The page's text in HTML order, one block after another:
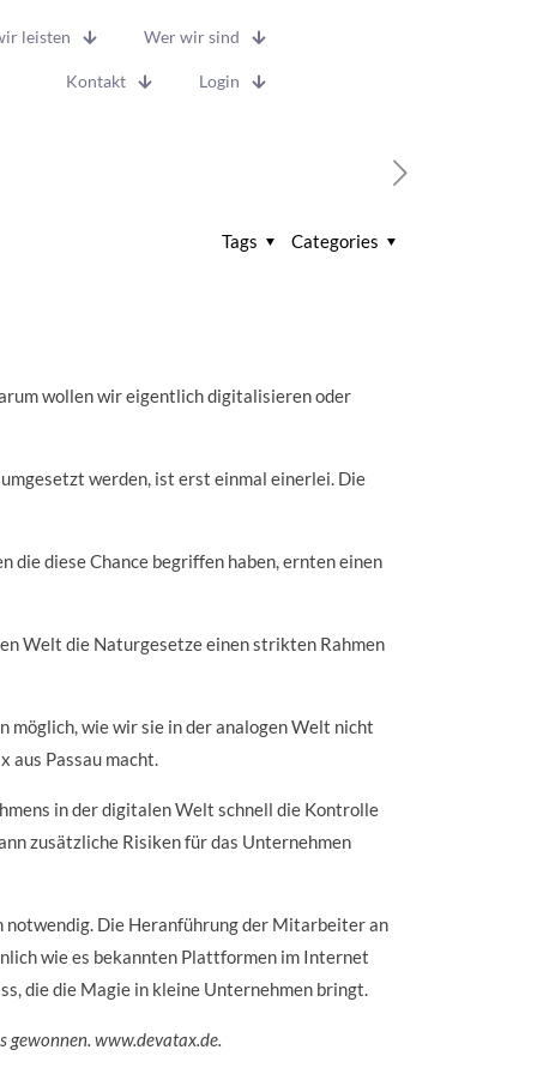
leisten Wer wir sind
Kontakt Login
Categories
Tags
wollen wir eigentlich digitalisieren oder
werden, ist erst einmal einerlei. Die
die diese Chance begriffen haben, ernten einen
Welt die Naturgesetze einen strikten Rahmen
möglich, wie wir sie in der analogen Welt nicht
aus Passau macht.
in der digitalen Welt schnell die Kontrolle
zusätzliche Risiken für das Unternehmen
notwendig. Die Heranführung der Mitarbeiter an
wie es bekannten Plattformen im Internet
die die Magie in kleine Unternehmen bringt.
www.devatax.de.